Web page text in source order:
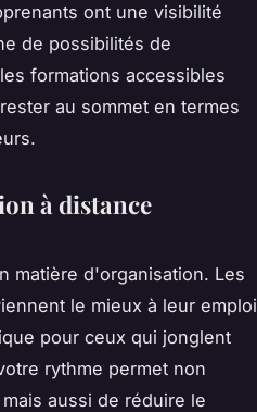
ont une visibilité
de possibilités de
formations accessibles
au sommet en termes
à distance
matière d'organisation. Les
le mieux à leur emploi
pour ceux qui jonglent
rythme permet non
aussi de réduire le